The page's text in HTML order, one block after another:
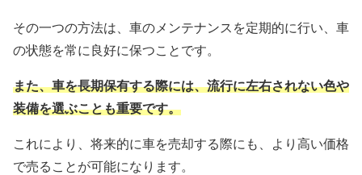
その一つの方法は、車のメンテナンスを定期的に行い、車
の状態を常に良好に保つことです。
また、車を長期保有する際には、流行に左右されない色や
装備を選ぶことも重要です。
これにより、将来的に車を売却する際にも、より高い価格
で売ることが可能になります。